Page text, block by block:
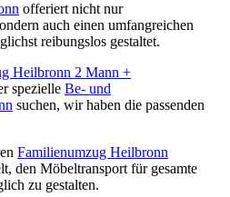
offeriert nicht nur
auch einen umfangreichen
reibungslos gestaltet.
Heilbronn 2 Mann +
spezielle Be- und
suchen, wir haben die passenden
Familienumzug Heilbronn
den Möbeltransport für gesamte
zu gestalten.